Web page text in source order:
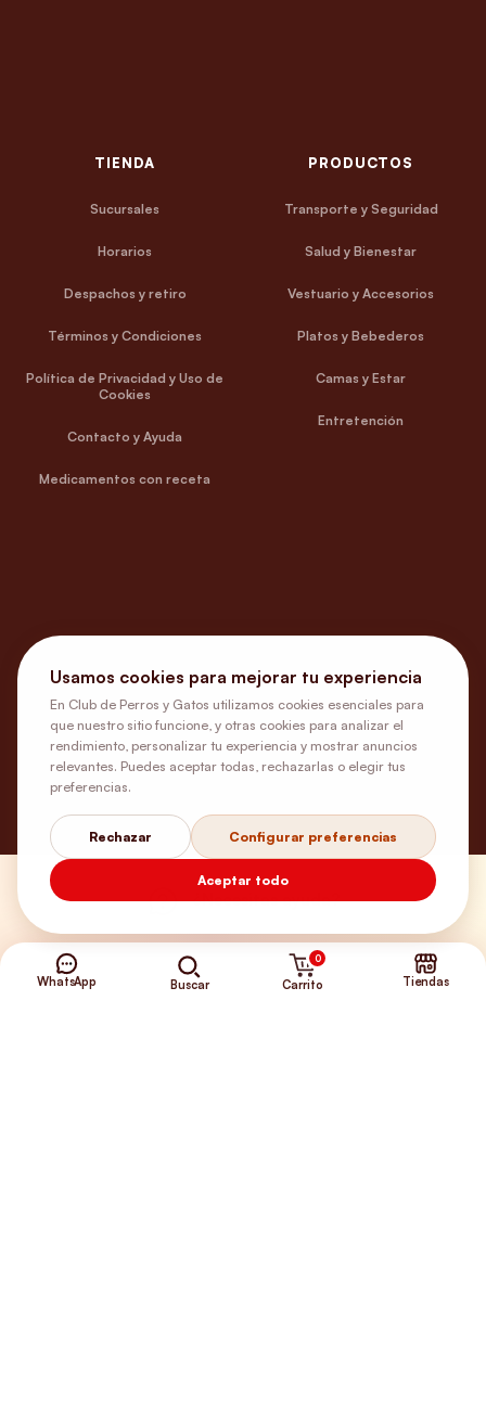
TIENDA
Sucursales
Horarios
Despachos y retiro
Términos y Condiciones
Política de Privacidad y Uso de
Cookies
Contacto y Ayuda
Medicamentos con receta
PRODUCTOS
Transporte y Seguridad
Salud y Bienestar
Vestuario y Accesorios
Platos y Bebederos
Camas y Estar
Entretención
¿Necesitas ayuda?
Envíos Gratis
WhatsApp Buscar
0
Carrito Tiendas
Usamos cookies para mejorar tu experiencia
En Club de Perros y Gatos utilizamos cookies esenciales para
que nuestro sitio funcione, y otras cookies para analizar el
rendimiento, personalizar tu experiencia y mostrar anuncios
relevantes. Puedes aceptar todas, rechazarlas o elegir tus
preferencias.
Rechazar Configurar preferencias
Aceptar todo